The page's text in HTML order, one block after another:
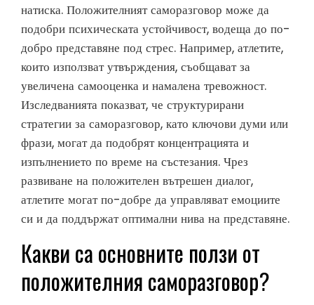
натиска. Положителният саморазговор може да
подобри психическата устойчивост, водеща до по-
добро представяне под стрес. Например, атлетите,
които използват утвърждения, съобщават за
увеличена самооценка и намалена тревожност.
Изследванията показват, че структурирани
стратегии за саморазговор, като ключови думи или
фрази, могат да подобрят концентрацията и
изпълнението по време на състезания. Чрез
развиване на положителен вътрешен диалог,
атлетите могат по-добре да управляват емоциите
си и да поддържат оптимални нива на представяне.
Какви са основните ползи от
положителния саморазговор?